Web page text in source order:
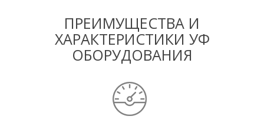
ПРЕИМУЩЕСТВА И
ХАРАКТЕРИСТИКИ УФ
ОБОРУДОВАНИЯ